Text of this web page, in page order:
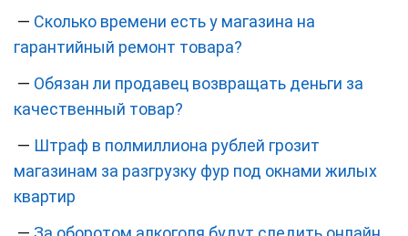
— Сколько времени есть у магазина на
гарантийный ремонт товара?
— Обязан ли продавец возвращать деньги за
качественный товар?
— Штраф в полмиллиона рублей грозит
магазинам за разгрузку фур под окнами жилых
квартир